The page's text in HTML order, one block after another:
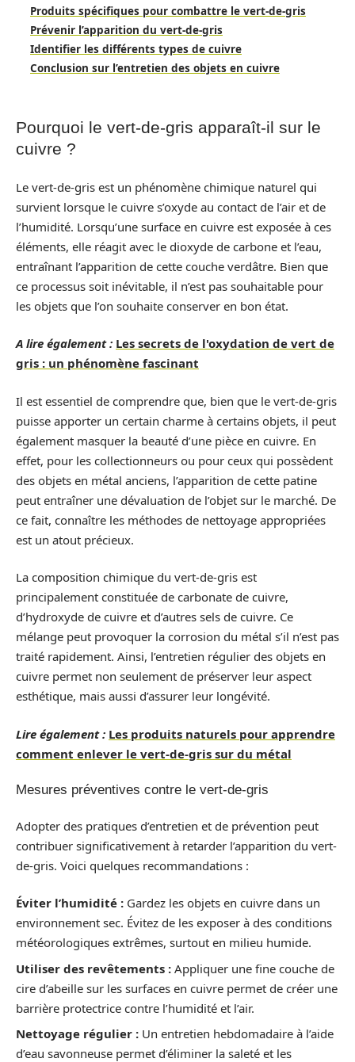
Produits spécifiques pour combattre le vert-de-gris
Prévenir l’apparition du vert-de-gris
Identifier les différents types de cuivre
Conclusion sur l’entretien des objets en cuivre
Pourquoi le vert-de-gris apparaît-il sur le
cuivre ?
Le vert-de-gris est un phénomène chimique naturel qui
survient lorsque le cuivre s’oxyde au contact de l’air et de
l’humidité. Lorsqu’une surface en cuivre est exposée à ces
éléments, elle réagit avec le dioxyde de carbone et l’eau,
entraînant l’apparition de cette couche verdâtre. Bien que
ce processus soit inévitable, il n’est pas souhaitable pour
les objets que l’on souhaite conserver en bon état.
A lire également : Les secrets de l'oxydation de vert de
gris : un phénomène fascinant
Il est essentiel de comprendre que, bien que le vert-de-gris
puisse apporter un certain charme à certains objets, il peut
également masquer la beauté d’une pièce en cuivre. En
effet, pour les collectionneurs ou pour ceux qui possèdent
des objets en métal anciens, l’apparition de cette patine
peut entraîner une dévaluation de l’objet sur le marché. De
ce fait, connaître les méthodes de nettoyage appropriées
est un atout précieux.
La composition chimique du vert-de-gris est
principalement constituée de carbonate de cuivre,
d’hydroxyde de cuivre et d’autres sels de cuivre. Ce
mélange peut provoquer la corrosion du métal s’il n’est pas
traité rapidement. Ainsi, l’entretien régulier des objets en
cuivre permet non seulement de préserver leur aspect
esthétique, mais aussi d’assurer leur longévité.
Lire également : Les produits naturels pour apprendre
comment enlever le vert-de-gris sur du métal
Mesures préventives contre le vert-de-gris
Adopter des pratiques d’entretien et de prévention peut
contribuer significativement à retarder l’apparition du vert-
de-gris. Voici quelques recommandations :
Éviter l’humidité : Gardez les objets en cuivre dans un
environnement sec. Évitez de les exposer à des conditions
météorologiques extrêmes, surtout en milieu humide.
Utiliser des revêtements : Appliquer une fine couche de
cire d’abeille sur les surfaces en cuivre permet de créer une
barrière protectrice contre l’humidité et l’air.
Nettoyage régulier : Un entretien hebdomadaire à l’aide
d’eau savonneuse permet d’éliminer la saleté et les